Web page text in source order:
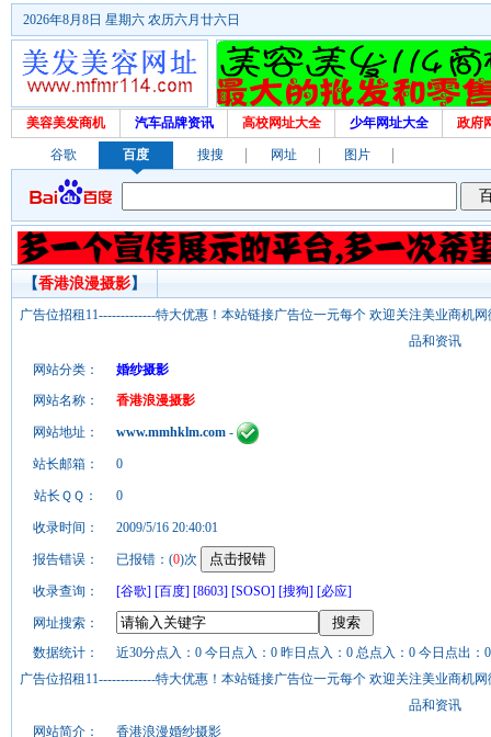
2026年8月8日 星期六 农历六月廿六日
美容美发商机 汽车品牌资讯 高校网址大全 少年网址大全 政府
谷歌 百度 搜搜 网址 图片
【香港浪漫摄影】
广告位招租11-------------特大优惠！本站链接广告位一元每个 欢迎关注美业商机
品和资讯
网站分类：
婚纱摄影
网站名称：
香港浪漫摄影
网站地址： www.mmhklm.com -
站长邮箱： 0
站长ＱＱ： 0
收录时间： 2009/5/16 20:40:01
报告错误： 已报错：(0)次
收录查询： [谷歌] [百度] [8603] [SOSO] [搜狗] [必应]
网址搜索：
数据统计：
近30分点入：0 今日点入：0 昨日点入：0 总点入：0 今日点出：
广告位招租11-------------特大优惠！本站链接广告位一元每个 欢迎关注美业商机
品和资讯
网站简介：
香港浪漫婚纱摄影